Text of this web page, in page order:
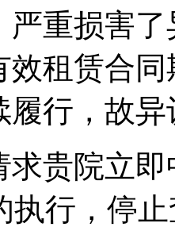
严重损害
效租赁合
履行，故
贵院立
执行，停